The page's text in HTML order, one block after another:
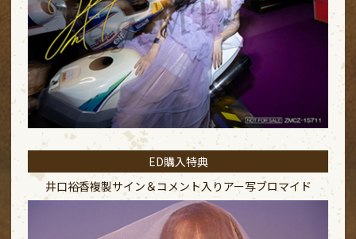
ED購入特典
井口裕香複製サイン＆コメント入り アー写ブロマイド